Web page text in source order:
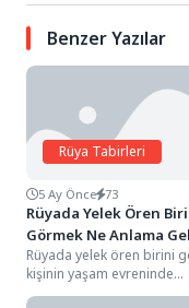
Benzer Yazılar
Rüya Tabirleri
5 Ay Önce 73
Rüyada Yelek Ören
Görmek Ne Anlama
Rüyada yelek ören birini
kişinin yaşam evreninde
sarsılmaz sandığı hazırlık